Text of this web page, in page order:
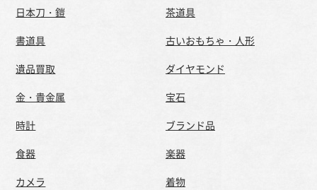
日本刀・鎧
茶道具
書道具
古いおもちゃ・人形
遺品買取
ダイヤモンド
金・貴金属
宝石
時計
ブランド品
食器
楽器
カメラ
着物